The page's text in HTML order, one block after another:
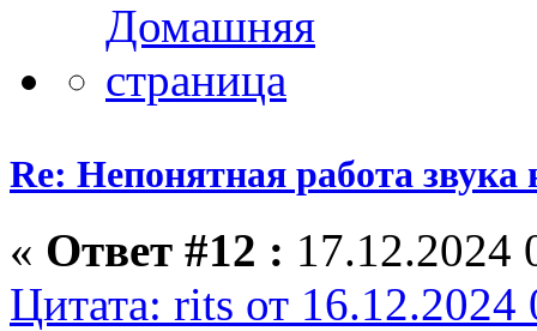
Re: Непонятная работа
« Ответ #12 : 17.12.2024
Цитата: rits от 16.12.2024